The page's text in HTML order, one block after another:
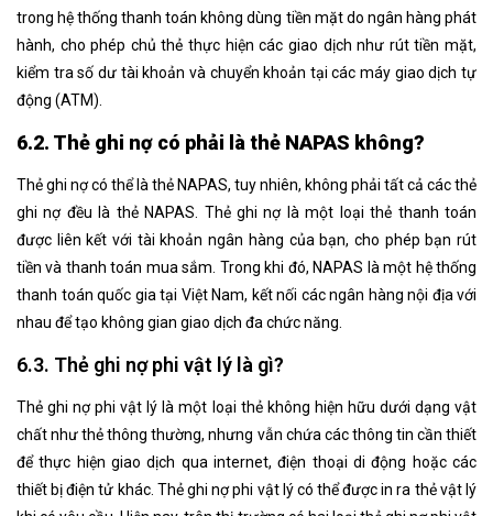
trong hệ thống thanh toán không dùng tiền mặt do ngân hàng phát
hành, cho phép chủ thẻ thực hiện các giao dịch như rút tiền mặt,
kiểm tra số dư tài khoản và chuyển khoản tại các máy giao dịch tự
động (ATM).
6.2. Thẻ ghi nợ có phải là thẻ NAPAS không?
Thẻ ghi nợ có thể là thẻ NAPAS, tuy nhiên, không phải tất cả các thẻ
ghi nợ đều là thẻ NAPAS. Thẻ ghi nợ là một loại thẻ thanh toán
được liên kết với tài khoản ngân hàng của bạn, cho phép bạn rút
tiền và thanh toán mua sắm. Trong khi đó, NAPAS là một hệ thống
thanh toán quốc gia tại Việt Nam, kết nối các ngân hàng nội địa với
nhau để tạo không gian giao dịch đa chức năng.
6.3. Thẻ ghi nợ phi vật lý là gì?
Thẻ ghi nợ phi vật lý là một loại thẻ không hiện hữu dưới dạng vật
chất như thẻ thông thường, nhưng vẫn chứa các thông tin cần thiết
để thực hiện giao dịch qua internet, điện thoại di động hoặc các
thiết bị điện tử khác. Thẻ ghi nợ phi vật lý có thể được in ra thẻ vật lý